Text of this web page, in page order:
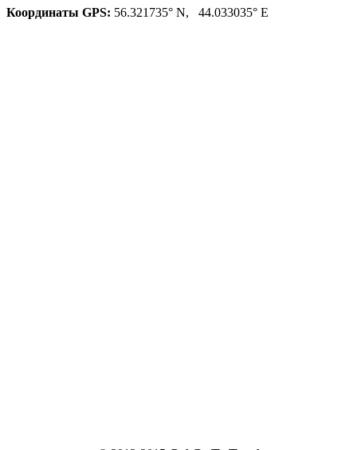
Координаты GPS: 56.321735° N, 44.033035° E